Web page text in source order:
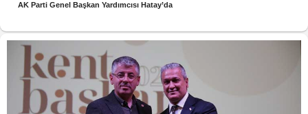
AK Parti Genel Başkan Yardımcısı Hatay’da